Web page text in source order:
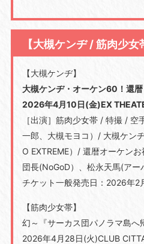
【大槻ケンヂ / 筋肉少女
【大槻ケンヂ】
大槻ケンヂ・オーケン60！還
2026年4月10日(金)EX
［出演］筋肉少女帯 / 特撮 / 空
一郎、大槻モヨコ）/ 大槻ケン
O EXTREME）/ 還暦オーケンお
団長(NoGoD）、松永天馬(アー
チケット一般発売日：2026年2
【筋肉少女帯】
幻～『サーカス団パノラマ島へ
2026年4月28日(火)CLUB